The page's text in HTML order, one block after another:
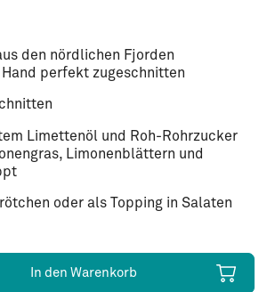
den nördlichen Fjorden
Hand perfekt zugeschnitten
Limettenöl und Roh-Rohrzucker
Limonenblättern und
oder als Topping in Salaten
In den Warenkorb